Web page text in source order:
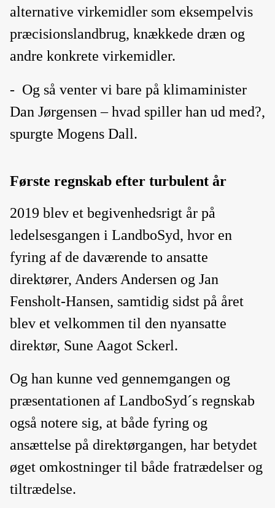
alternative virkemidler som eksempelvis
præcisionslandbrug, knækkede dræn og
andre konkrete virkemidler.
- Og så venter vi bare på klimaminister
Dan Jørgensen – hvad spiller han ud med?,
spurgte Mogens Dall.
Første regnskab efter turbulent år
2019 blev et begivenhedsrigt år på
ledelsesgangen i LandboSyd, hvor en
fyring af de daværende to ansatte
direktører, Anders Andersen og Jan
Fensholt-Hansen, samtidig sidst på året
blev et velkommen til den nyansatte
direktør, Sune Aagot Sckerl.
Og han kunne ved gennemgangen og
præsentationen af LandboSyd´s regnskab
også notere sig, at både fyring og
ansættelse på direktørgangen, har betydet
øget omkostninger til både fratrædelser og
tiltrædelse.